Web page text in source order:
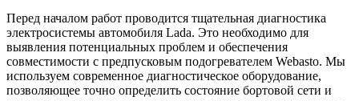
Перед началом работ проводится тщательная диагностика
электросистемы автомобиля Lada. Это необходимо для
выявления потенциальных проблем и обеспечения
совместимости с предпусковым подогревателем Webasto. Мы
используем современное диагностическое оборудование,
позволяющее точно определить состояние бортовой сети и